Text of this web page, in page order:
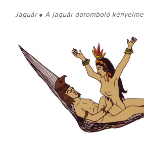
Jaguár ● A jaguár doromboló kényelme